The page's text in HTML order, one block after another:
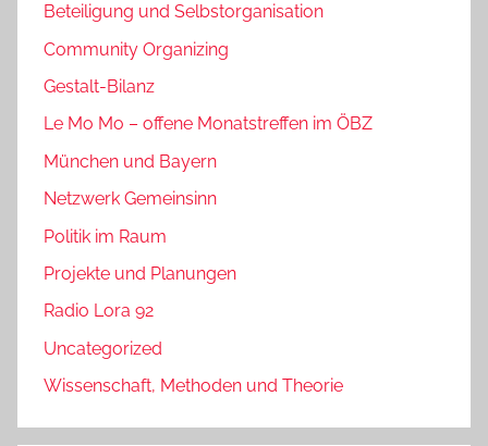
Beteiligung und Selbstorganisation
Community Organizing
Gestalt-Bilanz
Le Mo Mo – offene Monatstreffen im ÖBZ
München und Bayern
Netzwerk Gemeinsinn
Politik im Raum
Projekte und Planungen
Radio Lora 92
Uncategorized
Wissenschaft, Methoden und Theorie